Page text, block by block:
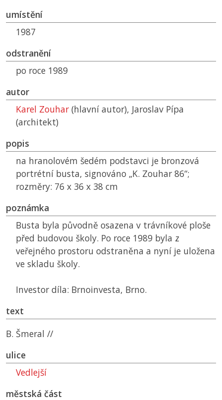
umístění
1987
odstranění
po roce 1989
autor
Karel Zouhar (hlavní autor), Jaroslav Pípa
(architekt)
popis
na hranolovém šedém podstavci je bronzová
portrétní busta, signováno „K. Zouhar 86“;
rozměry: 76 x 36 x 38 cm
poznámka
Busta byla původně osazena v trávníkové ploše
před budovou školy. Po roce 1989 byla z
veřejného prostoru odstraněna a nyní je uložena
ve skladu školy.
Investor díla: Brnoinvesta, Brno.
text
B. Šmeral //
ulice
Vedlejší
městská část